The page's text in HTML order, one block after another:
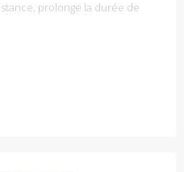
prolonge la durée de